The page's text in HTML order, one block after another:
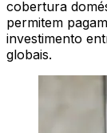
cobertura
permitem
investimento
globais.